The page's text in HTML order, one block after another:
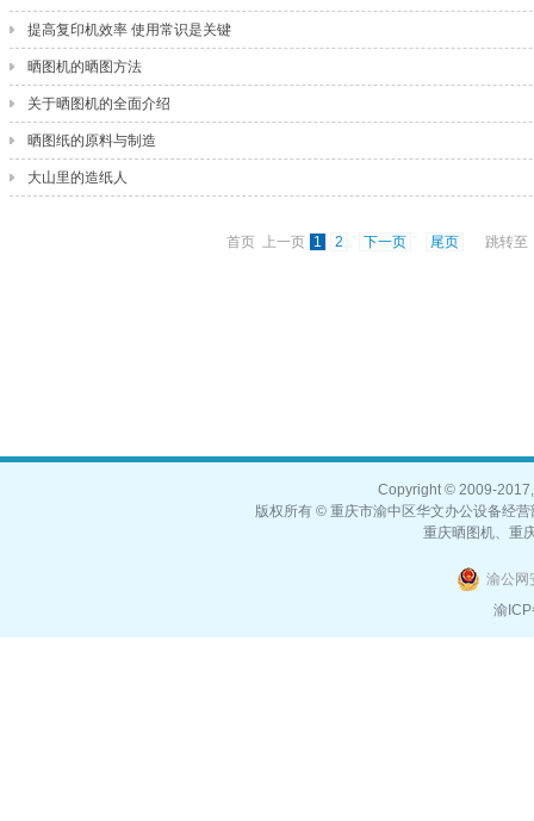
提高复印机效率 使用常识是关键
晒图机的晒图方法
关于晒图机的全面介绍
晒图纸的原料与制造
大山里的造纸人
首页 上一页 1 2 下一页 尾页 跳转至
Copyright © 2009-
版权所有 © 重庆市渝中区华文办公设备经
重庆晒图机、重
渝公网
渝